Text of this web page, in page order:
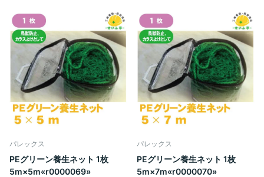
パレックス
PEグリーン養生ネット 1枚
5m×5m«r0000069»
パレックス
PEグリーン養生ネット 1枚
5m×7m«r0000070»